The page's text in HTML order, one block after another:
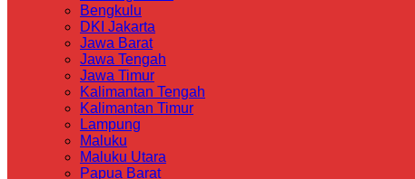
Bengkulu
DKI Jakarta
Jawa Barat
Jawa Tengah
Jawa Timur
Kalimantan Tengah
Kalimantan Timur
Lampung
Maluku
Maluku Utara
Papua Barat